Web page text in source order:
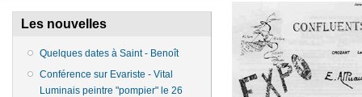
Les nouvelles
Quelques dates à Saint - Benoît
Conférence sur Evariste - Vital
Luminais peintre "pompier" le 26